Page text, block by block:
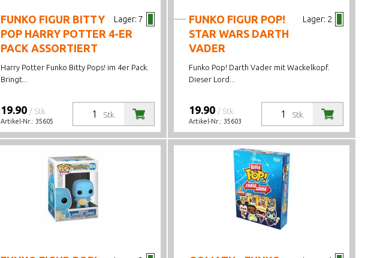
Lager: 7
FUNKO FIGUR BITTY
POP HARRY POTTER 4-ER
PACK ASSORTIERT
Harry Potter Funko Bitty Pops! im 4er Pack.
Bringt...
Stk.
19.90 / Stk.
Artikel-Nr.: 35605
Lager: 2
FUNKO FIGUR POP!
STAR WARS DARTH
VADER
Funko Pop! Darth Vader mit Wackelkopf.
Dieser Lord...
Stk.
19.90 / Stk.
Artikel-Nr.: 35603